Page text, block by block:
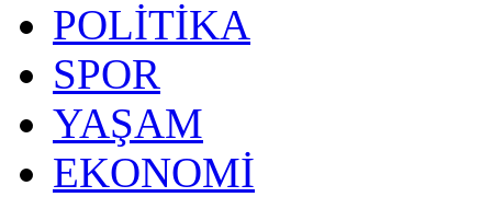
POLİTİKA
SPOR
YAŞAM
EKONOMİ